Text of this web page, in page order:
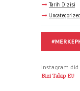
Tarih Dizisi
Uncategorized
Instagram did
Bizi Takip Et!